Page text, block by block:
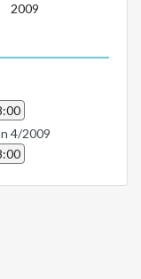
2009
4/2009